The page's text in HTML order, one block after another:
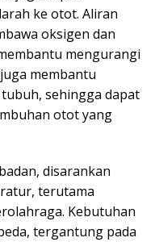
ke otot. Aliran
oksigen dan
mengurangi
membantu
sehingga dapat
otot yang
disarankan
terutama
Kebutuhan
tergantung pada